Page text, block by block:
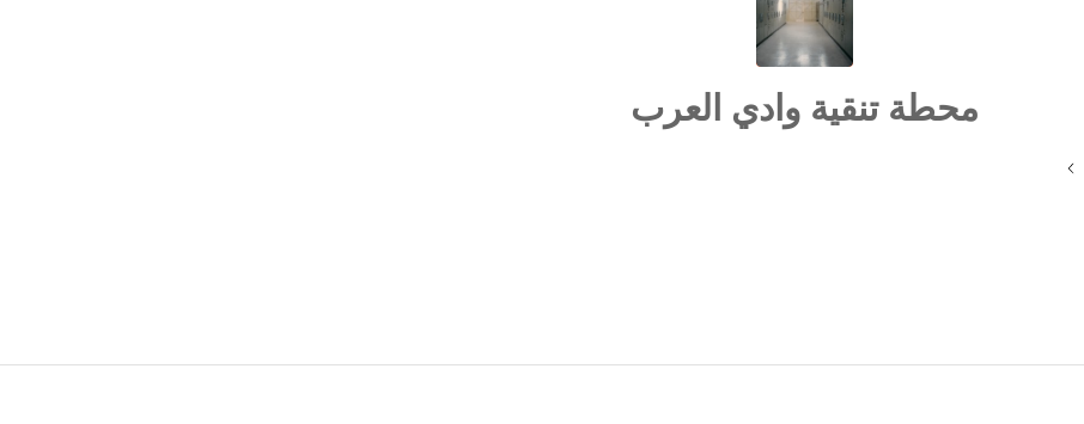
محطة تنقية وادي العرب